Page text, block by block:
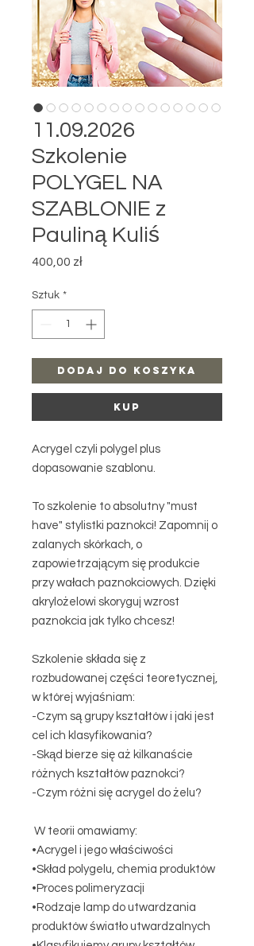
11.09.2026
Szkolenie
POLYGEL NA
SZABLONIE z
Pauliną Kuliś
400,00 złCena
Sztuk *
Dodaj do koszyka
Kup
Acrygel czyli polygel plus
dopasowanie szablonu.
To szkolenie to absolutny "must
have" stylistki paznokci! Zapomnij o
zalanych skórkach, o
zapowietrzającym się produkcie
przy wałach paznokciowych. Dzięki
akrylożelowi skoryguj wzrost
paznokcia jak tylko chcesz!
Szkolenie składa się z
rozbudowanej części teoretycznej,
w której wyjaśniam:
-Czym są grupy kształtów i jaki jest
cel ich klasyfikowania?
-Skąd bierze się aż kilkanaście
różnych kształtów paznokci?
-Czym różni się acrygel do żelu?
W teorii omawiamy:
•Acrygel i jego właściwości
•Skład polygelu, chemia produktów
•Proces polimeryzacji
•Rodzaje lamp do utwardzania
produktów światło utwardzalnych